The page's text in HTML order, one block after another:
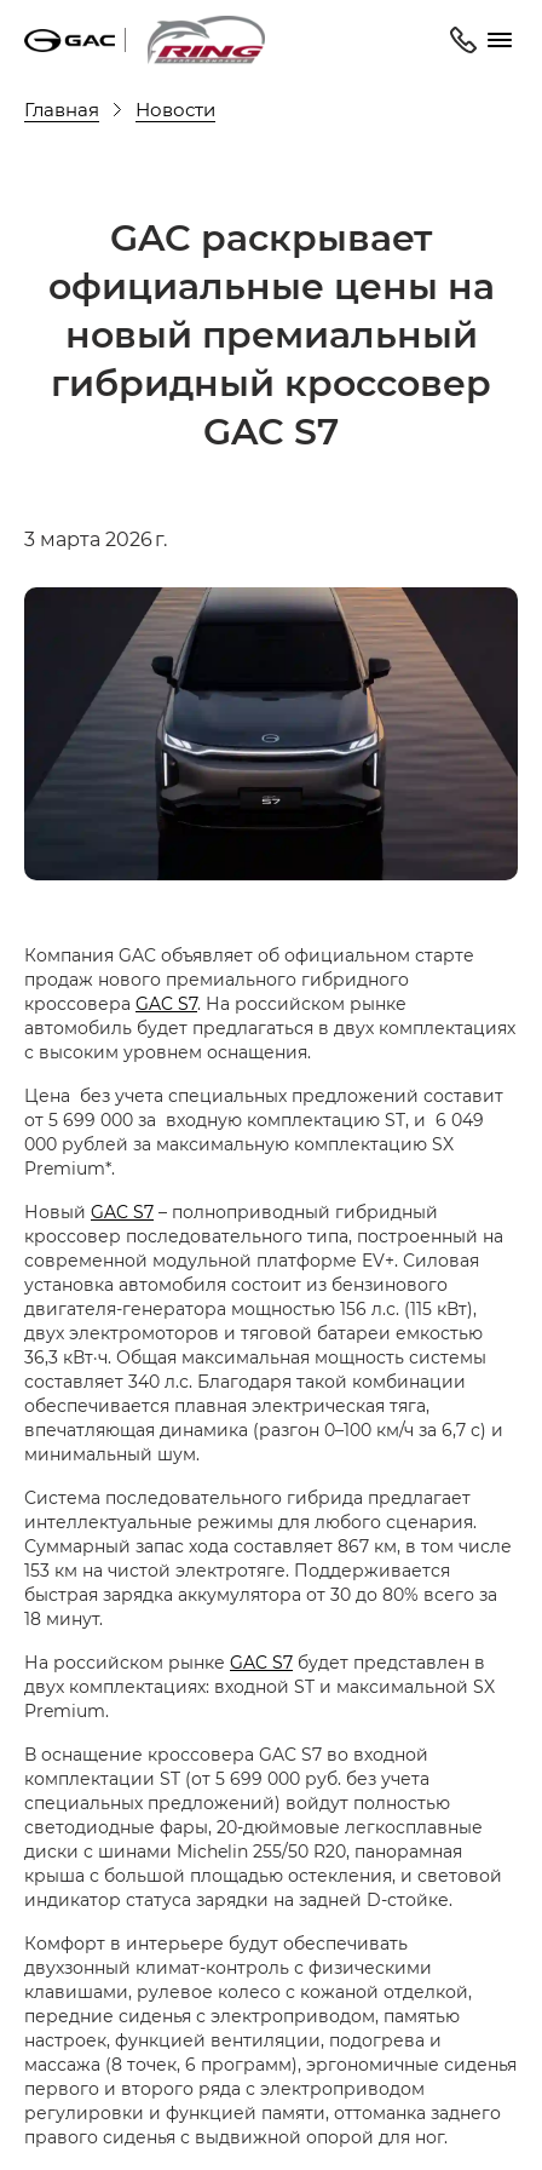
Главная Новости
GAC раскрывает
официальные цены на
новый премиальный
гибридный кроссовер
GAC S7
3 марта 2026 г.
Компания GAC объявляет об официальном старте
продаж нового премиального гибридного
кроссовера GAC S7. На российском рынке
автомобиль будет предлагаться в двух комплектациях
с высоким уровнем оснащения.
Цена без учета специальных предложений составит
от 5 699 000 за входную комплектацию ST, и 6 049
000 рублей за максимальную комплектацию SX
Premium*.
Новый GAC S7 – полноприводный гибридный
кроссовер последовательного типа, построенный на
современной модульной платформе EV+. Силовая
установка автомобиля состоит из бензинового
двигателя-генератора мощностью 156 л.с. (115 кВт),
двух электромоторов и тяговой батареи емкостью
36,3 кВт·ч. Общая максимальная мощность системы
составляет 340 л.с. Благодаря такой комбинации
обеспечивается плавная электрическая тяга,
впечатляющая динамика (разгон 0–100 км/ч за 6,7 с) и
минимальный шум.
Система последовательного гибрида предлагает
интеллектуальные режимы для любого сценария.
Суммарный запас хода составляет 867 км, в том числе
153 км на чистой электротяге. Поддерживается
быстрая зарядка аккумулятора от 30 до 80% всего за
18 минут.
На российском рынке GAC S7 будет представлен в
двух комплектациях: входной ST и максимальной SX
Premium.
В оснащение кроссовера GAC S7 во входной
комплектации ST (от 5 699 000 руб. без учета
специальных предложений) войдут полностью
светодиодные фары, 20-дюймовые легкосплавные
диски с шинами Michelin 255/50 R20, панорамная
крыша с большой площадью остекления, и световой
индикатор статуса зарядки на задней D-стойке.
Комфорт в интерьере будут обеспечивать
двухзонный климат-контроль с физическими
клавишами, рулевое колесо с кожаной отделкой,
передние сиденья с электроприводом, памятью
настроек, функцией вентиляции, подогрева и
массажа (8 точек, 6 программ), эргономичные сиденья
первого и второго ряда с электроприводом
регулировки и функцией памяти, оттоманка заднего
правого сиденья с выдвижной опорой для ног.